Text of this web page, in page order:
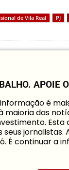
de Vila Real PJ
APOIE
é
maioria das
É continuar a